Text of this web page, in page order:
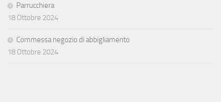
Parrucchiera
18 Ottobre 2024
Commessa negozio di abbigliamento
18 Ottobre 2024